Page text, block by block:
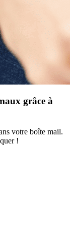
grâce à
votre boîte mail.
!